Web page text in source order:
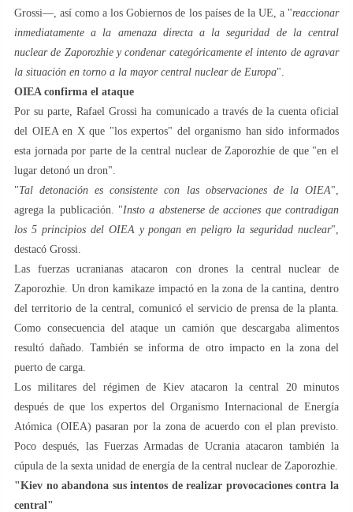
Grossi—, así como a los Gobiernos de los países de la UE, a "reaccionar
inmediatamente a la amenaza directa a la seguridad de la central
nuclear de Zaporozhie y condenar categóricamente el intento de agravar
la situación en torno a la mayor central nuclear de Europa".
OIEA confirma el ataque
Por su parte, Rafael Grossi ha comunicado a través de la cuenta oficial
del OIEA en X que "los expertos" del organismo han sido informados
esta jornada por parte de la central nuclear de Zaporozhie de que "en el
lugar detonó un dron".
"Tal detonación es consistente con las observaciones de la OIEA",
agrega la publicación. "Insto a abstenerse de acciones que contradigan
los 5 principios del OIEA y pongan en peligro la seguridad nuclear",
destacó Grossi.
Las fuerzas ucranianas atacaron con drones la central nuclear de
Zaporozhie. Un dron kamikaze impactó en la zona de la cantina, dentro
del territorio de la central, comunicó el servicio de prensa de la planta.
Como consecuencia del ataque un camión que descargaba alimentos
resultó dañado. También se informa de otro impacto en la zona del
puerto de carga.
Los militares del régimen de Kiev atacaron la central 20 minutos
después de que los expertos del Organismo Internacional de Energía
Atómica (OIEA) pasaran por la zona de acuerdo con el plan previsto.
Poco después, las Fuerzas Armadas de Ucrania atacaron también la
cúpula de la sexta unidad de energía de la central nuclear de Zaporozhie.
"Kiev no abandona sus intentos de realizar provocaciones contra la
central"